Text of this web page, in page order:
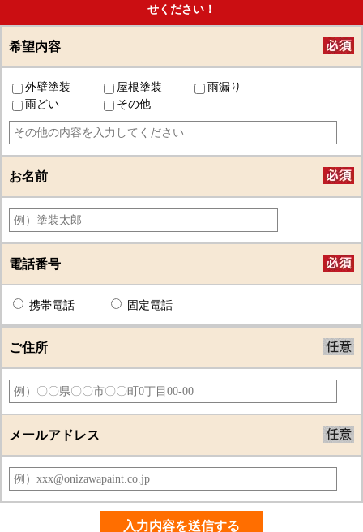
せください！
希望内容
外壁塗装 屋根塗装
雨漏り
雨どい
その他
お名前
電話番号
携帯電話 固定電話
ご住所
メールアドレス